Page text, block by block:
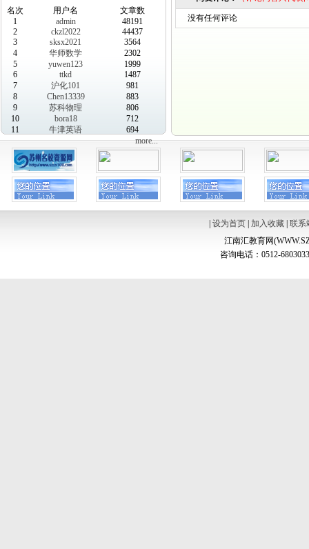
名次 用户名
文章数
1
admin
48191
2
ckzl2022
44437
3
sksx2021
3564
4
华师数学
2302
5
yuwen123
1999
6
ttkd
1487
7
沪化101
981
8
Chen13339
883
9
苏科物理
806
10
bora18
712
11
牛津英语
694
more...
没有任何评论
设为首页| 加入收藏| 联系
江南汇教育网
咨询电话：0512-